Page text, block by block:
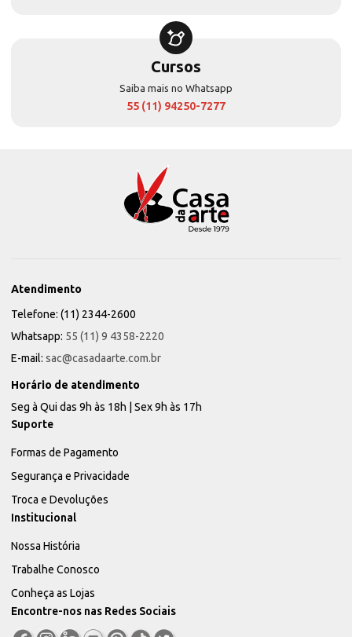
Cursos
Saiba mais no Whatsapp
55 (11) 94250-7277
Atendimento
Telefone: (11) 2344-2600
Whatsapp: 55 (11) 9 4358-2220
E-mail: sac@casadaarte.com.br
Horário de atendimento
Seg à Qui das 9h às 18h | Sex 9h às 17h
Suporte
Formas de Pagamento
Segurança e Privacidade
Troca e Devoluções
Institucional
Nossa História
Trabalhe Conosco
Conheça as Lojas
Encontre-nos nas Redes Sociais